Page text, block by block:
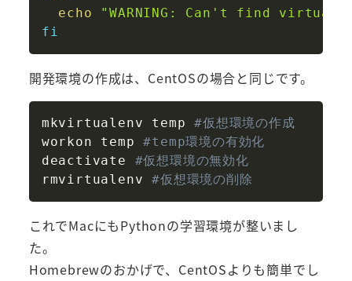
echo
"WARNING: Can't find
fi
開発環境の作成は、CentOSの場合と同じです。
mkvirtualenv temp #仮想環境の作成
workon temp #temp環境の有効化
deactivate #仮想環境の無効化
rmvirtualenv #仮想環境の削除
Copy
これでMacにもPythonの学習環境が整いまし
た。
Homebrewのおかげで、CentOSよりも簡単でし